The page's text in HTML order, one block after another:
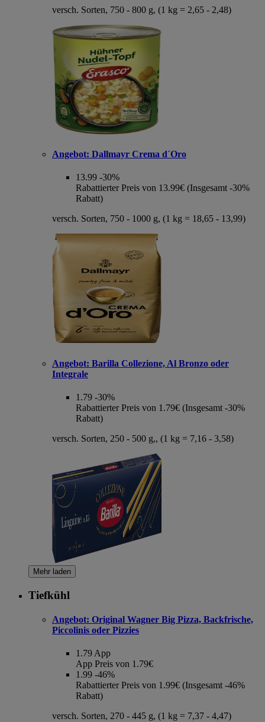
versch. Sorten, 750 - 800 g, (1 kg = 2,65 - 2,48)
Angebot: Dallmayr Crema d´Oro
13.99 -30%
Rabattierter Preis von 13.99€ (Insgesamt -30%
Rabatt)
versch. Sorten, 750 - 1000 g, (1 kg = 18,65 - 13,99)
Angebot: Barilla Collezione, Al Bronzo oder
Integrale
1.79 -30%
Rabattierter Preis von 1.79€ (Insgesamt -30%
Rabatt)
versch. Sorten, 250 - 500 g,, (1 kg = 7,16 - 3,58)
Mehr laden
Tiefkühl
Angebot: Original Wagner Big Pizza, Backfrische,
Piccolinis oder Pizzies
1.79 App
App Preis von 1.79€
1.99 -46%
Rabattierter Preis von 1.99€ (Insgesamt -46%
Rabatt)
versch. Sorten, 270 - 445 g, (1 kg = 7,37 - 4,47)